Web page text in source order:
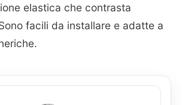
elastica che contrasta
facili da installare e adatte a